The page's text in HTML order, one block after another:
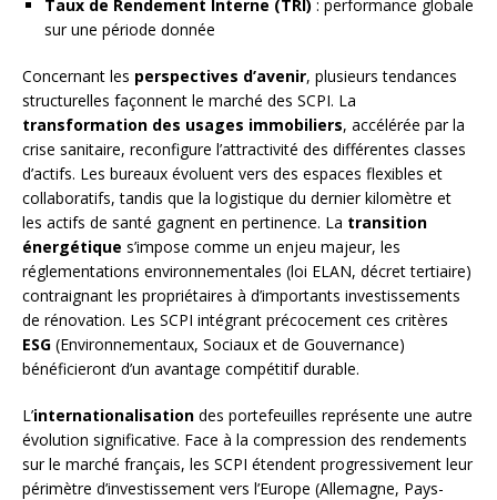
Taux de Rendement Interne (TRI) : performance globale
sur une période donnée
Concernant les perspectives d’avenir, plusieurs tendances
structurelles façonnent le marché des SCPI. La
transformation des usages immobiliers, accélérée par la
crise sanitaire, reconfigure l’attractivité des différentes classes
d’actifs. Les bureaux évoluent vers des espaces flexibles et
collaboratifs, tandis que la logistique du dernier kilomètre et
les actifs de santé gagnent en pertinence. La transition
énergétique s’impose comme un enjeu majeur, les
réglementations environnementales (loi ELAN, décret tertiaire)
contraignant les propriétaires à d’importants investissements
de rénovation. Les SCPI intégrant précocement ces critères
ESG (Environnementaux, Sociaux et de Gouvernance)
bénéficieront d’un avantage compétitif durable.
L’internationalisation des portefeuilles représente une autre
évolution significative. Face à la compression des rendements
sur le marché français, les SCPI étendent progressivement leur
périmètre d’investissement vers l’Europe (Allemagne, Pays-